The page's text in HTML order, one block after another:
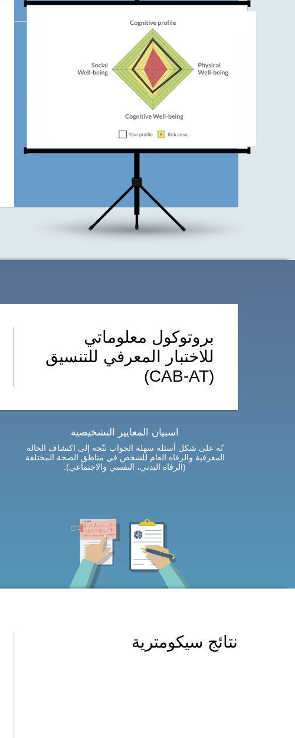
بروتوكول معلوماتي
للاختبار المعرفي للتنسيق
(CAB-AT)
اسبيان المعايير التشخيصية
نّه على شكل أسئلة سهلة الجواب تتّجه إلى اكتشاف الحالة
المعرفية والرفاه العام للشخص في مناطق الصحة المختلفة
(الرفاه البدني، النفسي والاجتماعي).
نتائج سيكومترية